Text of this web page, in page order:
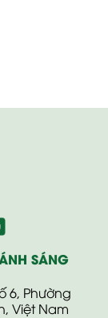
SÁNG
6, Phường
Việt Nam